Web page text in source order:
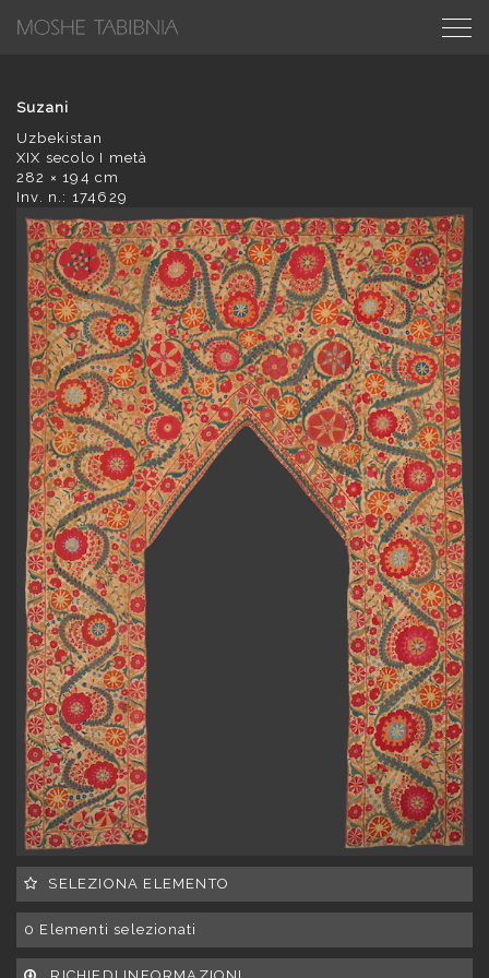
Suzani
Uzbekistan
XIX secolo I metà
282 × 194 cm
Inv. n.: 174629
SELEZIONA ELEMENTO
0 Elementi selezionati